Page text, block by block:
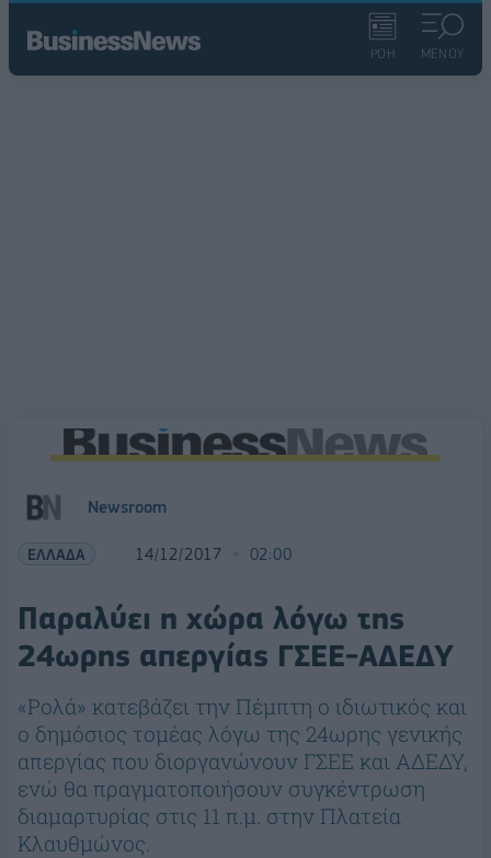
ΡΟΗ ΜΕΝΟΥ
Newsroom
ΕΛΛΑΔΑ 14/12/2017 02:00
Παραλύει η χώρα λόγω της
24ωρης απεργίας ΓΣΕΕ-ΑΔΕΔΥ
«Ρολά» κατεβάζει την Πέμπτη ο ιδιωτικός και
ο δημόσιος τομέας λόγω της 24ωρης γενικής
απεργίας που διοργανώνουν ΓΣΕΕ και ΑΔΕΔΥ,
ενώ θα πραγματοποιήσουν συγκέντρωση
διαμαρτυρίας στις 11 π.μ. στην Πλατεία
Κλαυθμώνος.